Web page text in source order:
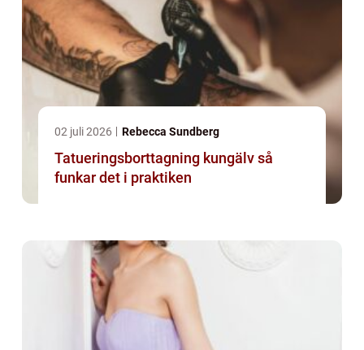
02 juli 2026 Rebecca Sundberg
Tatueringsborttagning kungälv så
funkar det i praktiken